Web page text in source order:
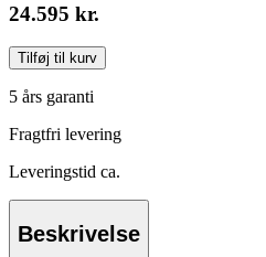
24.595 kr.
Tilføj til kurv
5 års garanti
Fragtfri levering
Leveringstid ca.
Beskrivelse